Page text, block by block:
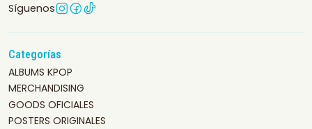
Síguenos
Categorías
ALBUMS KPOP
MERCHANDISING
GOODS OFICIALES
POSTERS ORIGINALES